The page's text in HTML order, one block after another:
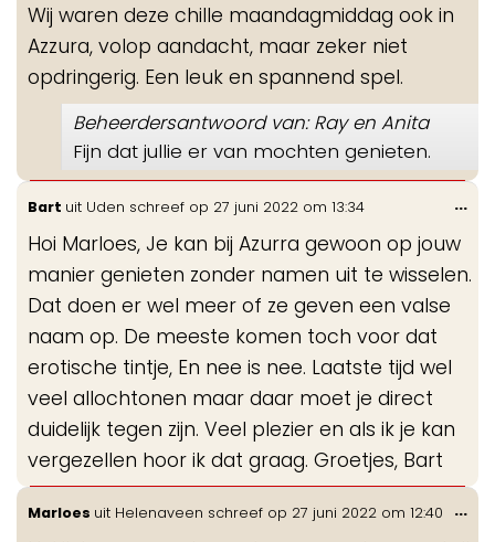
Wij waren deze chille maandagmiddag ook in
Azzura, volop aandacht, maar zeker niet
opdringerig. Een leuk en spannend spel.
Beheerdersantwoord van: Ray en Anita
Fijn dat jullie er van mochten genieten.
Bart uit Uden schreef op 27 juni 2022 om 13:34
Hoi Marloes, Je kan bij Azurra gewoon op jouw
manier genieten zonder namen uit te wisselen.
Dat doen er wel meer of ze geven een valse
naam op. De meeste komen toch voor dat
erotische tintje, En nee is nee. Laatste tijd wel
veel allochtonen maar daar moet je direct
duidelijk tegen zijn. Veel plezier en als ik je kan
vergezellen hoor ik dat graag. Groetjes, Bart
...
Marloes uit Helenaveen schreef op 27 juni 2022 om 12:40 ...